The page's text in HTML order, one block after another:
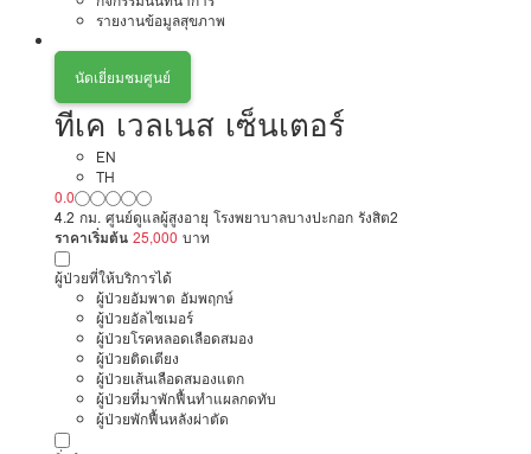
รายงานข้อมูลสุขภาพ
นัดเยี่ยมชมศูนย์
ทีเค เวลเนส เซ็นเตอร์
EN
TH
0.0
4.2 กม. ศูนย์ดูแลผู้สูงอายุ โรงพยาบาลบางปะกอก รังสิต2
ราคาเริ่มต้น 25,000 บาท
ผู้ป่วยที่ให้บริการได้
ผู้ป่วยอัมพาต อัมพฤกษ์
ผู้ป่วยอัลไซเมอร์
ผู้ป่วยโรคหลอดเลือดสมอง
ผู้ป่วยติดเตียง
ผู้ป่วยเส้นเลือดสมองแตก
ผู้ป่วยที่มาพักฟื้นทำแผลกดทับ
ผู้ป่วยพักฟื้นหลังผ่าตัด